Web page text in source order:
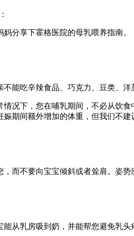
分享下霍格医院的母乳喂养指南。
能吃辛辣食品、巧克力、豆类、
况下，您在哺乳期间，不必从饮
期间额外增加的体重，但我们不建
而不要向宝宝倾斜或者耸肩。姿
从乳房吸到奶，并能帮您避免乳头